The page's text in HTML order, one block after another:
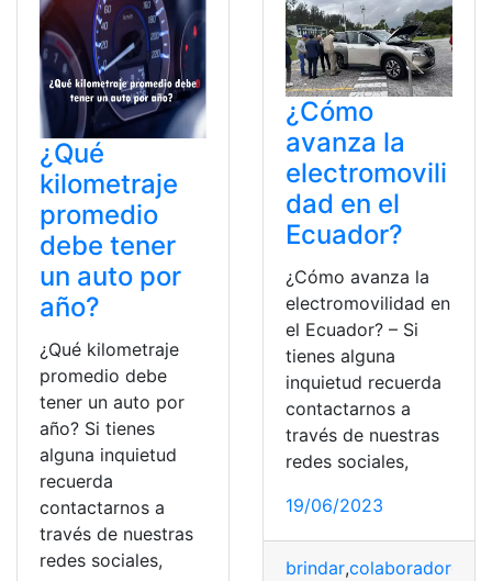
¿Qué
kilometraje
promedio
debe tener
un auto por
año?
¿Qué kilometraje
promedio debe
tener un auto por
año? Si tienes
alguna inquietud
recuerda
contactarnos a
través de nuestras
redes sociales,
¿Cómo
avanza la
electromovili
dad en el
Ecuador?
¿Cómo avanza la
electromovilidad en
el Ecuador? – Si
tienes alguna
inquietud recuerda
contactarnos a
través de nuestras
redes sociales,
19/06/2023
brindar,colaboradores